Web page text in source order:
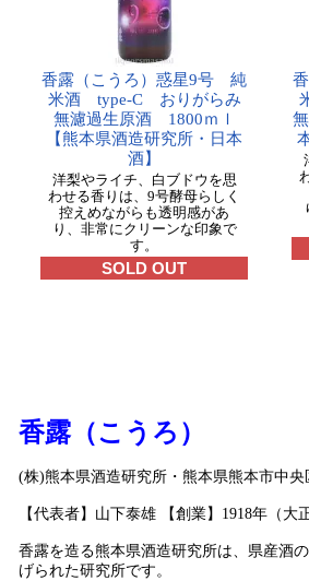
香露（こうろ）惑星9号 純
米酒 type-C おりがらみ
無濾過生原酒 1800ｍｌ
【熊本県酒造研究所・日本
酒】
洋梨やライチ、白ブドウを思
わせる香りは、9号酵母らしく
控えめながらも透明感があ
り、非常にクリーンな印象で
す。
SOLD OUT
香露（こうろ）
(株)熊本県酒造研究所・熊本県熊本市中央
【代表者】山下泰雄 【創業】1918年（大
香露を造る熊本県酒造研究所は、県産酒
げられた研究所です。